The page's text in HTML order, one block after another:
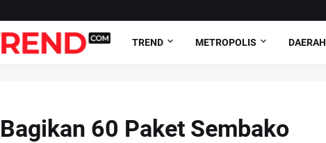
TREND METROPOLIS DAERAH
60 Paket Sembako